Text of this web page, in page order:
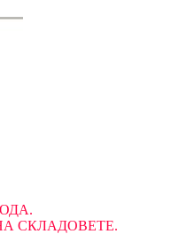
СКЛАДОВЕТЕ.